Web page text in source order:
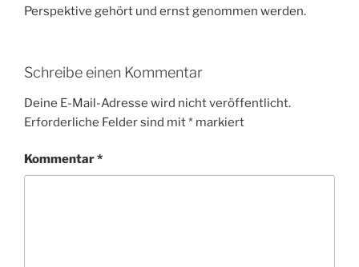
Perspektive gehört und ernst genommen werden.
Schreibe einen Kommentar
Deine E-Mail-Adresse wird nicht veröffentlicht.
Erforderliche Felder sind mit* markiert
Kommentar*